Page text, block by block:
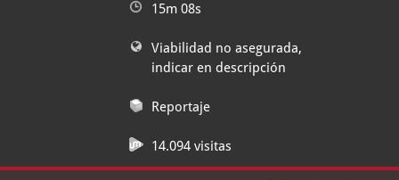
15m 08s
Viabilidad no asegurada,
indicar en descripción
Reportaje
14.094 visitas